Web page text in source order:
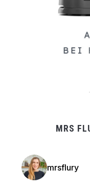
MRS
mrsflury